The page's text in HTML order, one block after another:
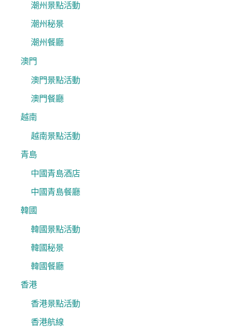
潮州景點活動
潮州秘景
潮州餐廳
澳門
澳門景點活動
澳門餐廳
越南
越南景點活動
青島
中國青島酒店
中國青島餐廳
韓國
韓國景點活動
韓國秘景
韓國餐廳
香港
香港景點活動
香港航線